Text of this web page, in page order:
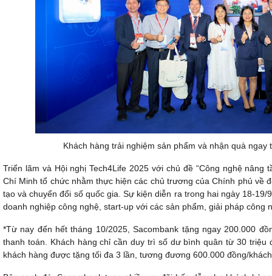
Khách hàng trải nghiệm sản phẩm và nhận quà
Triển lãm và Hội nghị Tech4Life 2025 với chủ đề “Công nghệ nâng
Chí Minh tổ chức nhằm thực hiện các chủ trương của Chính phủ về
tạo và chuyển đổi số quốc gia. Sự kiện diễn ra trong hai ngày 18-
doanh nghiệp công nghệ, start-up với các sản phẩm, giải pháp
*Từ nay đến hết tháng 10/2025, Sacombank tặng ngay 200.000
thanh toán. Khách hàng chỉ cần duy trì số dư bình quân từ 30 triệu
khách hàng được tặng tối đa 3 lần, tương đương 600.000 đồng/